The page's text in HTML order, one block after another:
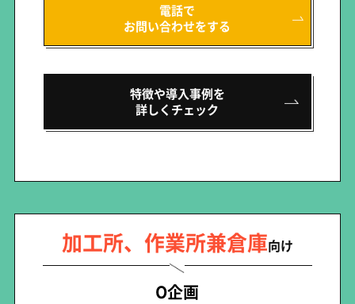
電話で
お問い合わせをする
特徴や導入事例を
詳しくチェック
加工所、作業所兼倉庫向け
O企画